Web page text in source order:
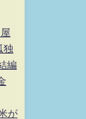
独
編
が